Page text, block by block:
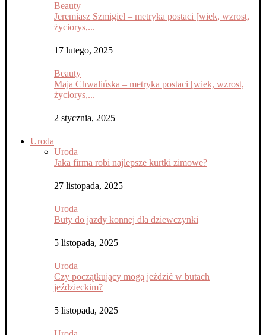
Beauty
Jeremiasz Szmigiel – metryka postaci [wiek, wzrost,
życiorys,...
17 lutego, 2025
Beauty
Maja Chwalińska – metryka postaci [wiek, wzrost,
życiorys,...
2 stycznia, 2025
Uroda
Uroda
Jaka firma robi najlepsze kurtki zimowe?
27 listopada, 2025
Uroda
Buty do jazdy konnej dla dziewczynki
5 listopada, 2025
Uroda
Czy początkujący mogą jeździć w butach
jeździeckim?
5 listopada, 2025